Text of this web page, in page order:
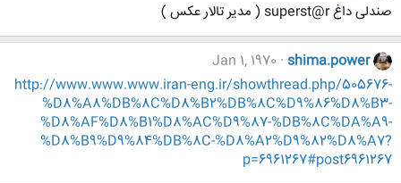
صندلی داغ superst@r ( مدیر تالار عکس )
shima.power
Jan 1, 1970
http://www.www.www.iran-eng.ir/showthread.php/505676-
%D8%A8%DB%8C%D8%B2%DB%8C%D9%86%D8%B3-
%D8%AF%D8%B1%D8%AC%D9%87-%DB%8C%DA%A9-
%D8%B9%D9%84%DB%8C-%D8%A2%D9%82%D8%A7?
p=6961267#post6961267